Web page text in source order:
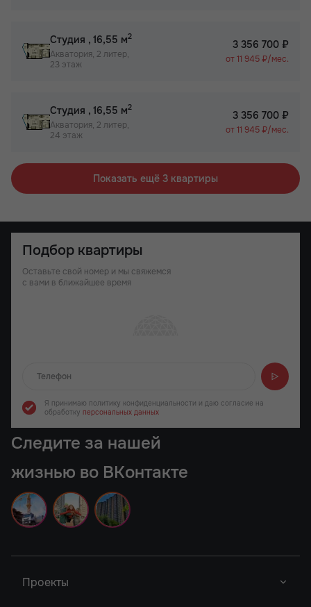
Студия , 16,55 м2
Акватория, 2 литер,
23 этаж
3 356 700 ₽
от 11 945 ₽/мес.
Студия , 16,55 м2
Акватория, 2 литер,
24 этаж
3 356 700 ₽
от 11 945 ₽/мес.
Показать ещё 3 квартиры
Подбор квартиры
Оставьте свой номер и мы свяжемся
с вами в ближайшее время
Я принимаю политику конфиденциальности и даю согласие на
обработку персональных данных
Следите за нашей
жизнью во ВКонтакте
Проекты